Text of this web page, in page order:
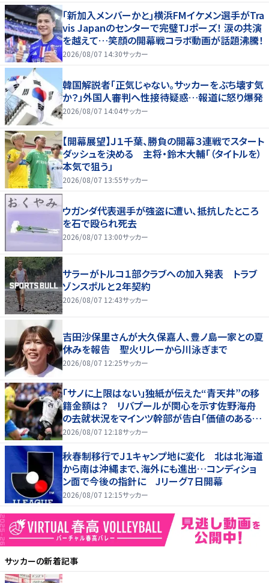
｢新加入メンバーかと｣横浜FMイケメン選手がTra
vis Japanのセンターで完璧TJポーズ！ 涙の共演
を越えて…笑顔の開幕戦コラボ動画が話題沸騰！
2026/08/07 14:30サッカー
韓国解説者「正気じゃない。サッカーをぶち壊す気
か？」外国人審判へ性接待疑惑…報道に怒り爆発
2026/08/07 14:04サッカー
【開幕展望】Ｊ１千葉、勝負の開幕３連戦でスタート
ダッシュを決める 主将・鈴木大輔「（タイトルを）
本気で狙う」
2026/08/07 13:55サッカー
ウガンダ代表選手が強盗に遭い、抵抗したところ
を石で殴られ死去
2026/08/07 13:00サッカー
サラーがトルコ１部クラブへの加入発表 トラブ
ゾンスポルと２年契約
2026/08/07 12:43サッカー
吉田沙保里さんが大久保嘉人、豊ノ島一家との夏
休みを報告 聖火リレーから川泳ぎまで
2026/08/07 12:25サッカー
「サノに上限はない」独紙が伝えた“青天井”の移
籍金額は？ リバプールが関心を示す佐野海舟
の去就状況をマインツ幹部が告白「価値のあるも
のになる」
2026/08/07 12:18サッカー
秋春制移行でＪ１キャンプ地に変化 北は北海道
から南は沖縄まで、海外にも進出…コンディショ
ン面で今後の指針に Jリーグ７日開幕
2026/08/07 12:15サッカー
サッカーの新着記事